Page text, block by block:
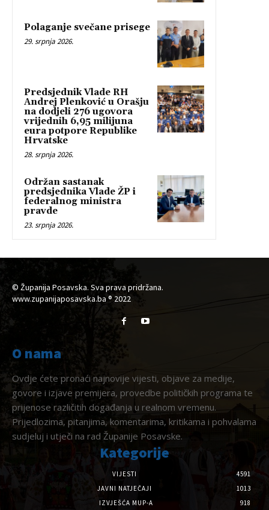
Polaganje svečane prisege
29. srpnja 2026.
Predsjednik Vlade RH
Andrej Plenković u Orašju
na dodjeli 276 ugovora
vrijednih 6,95 milijuna
eura potpore Republike
Hrvatske
28. srpnja 2026.
Održan sastanak
predsjednika Vlade ŽP i
federalnog ministra
pravde
23. srpnja 2026.
© Županija Posavska. Sva prava pridržana.
www.zupanijaposavska.ba ® 2022
O nama
Ovdje ćete pronaći najnovije vijesti, objave za medije,
govore i izjave premijera, provedbe političkih programa te
prijenose različitih događanja u realnom vremenu.
Prijedlozima, pitanjima, komentarima, kritikama i pohvalama
sudjeluj i utječi na rad Županije Posavske.
Kategorije
VIJESTI
4591
JAVNI NATJEČAJI
1013
IZVJEŠĆA MUP-A
918